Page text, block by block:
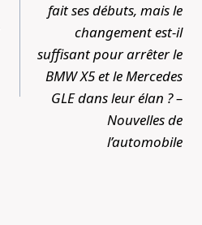
fait ses débuts, mais le
changement est-il
suffisant pour arrêter le
BMW X5 et le Mercedes
GLE dans leur élan ? –
Nouvelles de
l’automobile